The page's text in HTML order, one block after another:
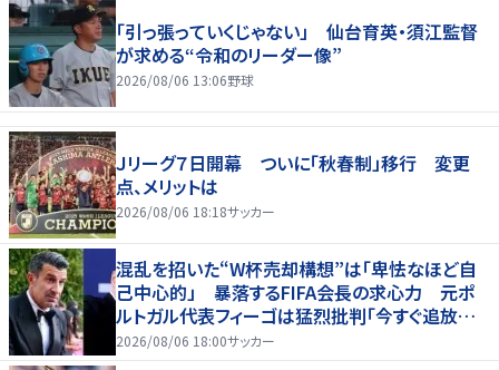
「引っ張っていくじゃない」 仙台育英・須江監督
が求める“令和のリーダー像”
2026/08/06 13:06野球
Ｊリーグ７日開幕 ついに「秋春制」移行 変更
点、メリットは
2026/08/06 18:18サッカー
混乱を招いた“W杯売却構想”は「卑怯なほど自
己中心的」 暴落するFIFA会長の求心力 元ポ
ルトガル代表フィーゴは猛烈批判「今すぐ追放す
べきだ」
2026/08/06 18:00サッカー